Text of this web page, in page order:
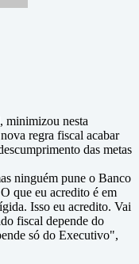
minimizou nesta
regra fiscal acabar
das metas
ninguém pune o Banco
que eu acredito é em
Isso eu acredito. Vai
fiscal depende do
só do Executivo",